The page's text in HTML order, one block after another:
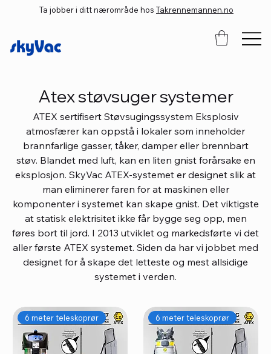
Ta jobber i ditt nærområde hos Takrennemannen.no
Atex støvsuger systemer
ATEX sertifisert Støvsugingssystem Eksplosiv
atmosfærer kan oppstå i lokaler som inneholder
brannfarlige gasser, tåker, damper eller brennbart
støv. Blandet med luft, kan en liten gnist forårsake en
eksplosjon. SkyVac ATEX-systemet er designet slik at
man eliminerer faren for at maskinen eller
komponenter i systemet kan skape gnist. Det viktigste
at statisk elektrisitet ikke får bygge seg opp, men
føres bort til jord. I 2013 utviklet og markedsførte vi det
aller første ATEX systemet. Siden da har vi jobbet med
designet for å skape det letteste og mest allsidige
systemet i verden.
6 meter teleskoprør 6 meter teleskoprør